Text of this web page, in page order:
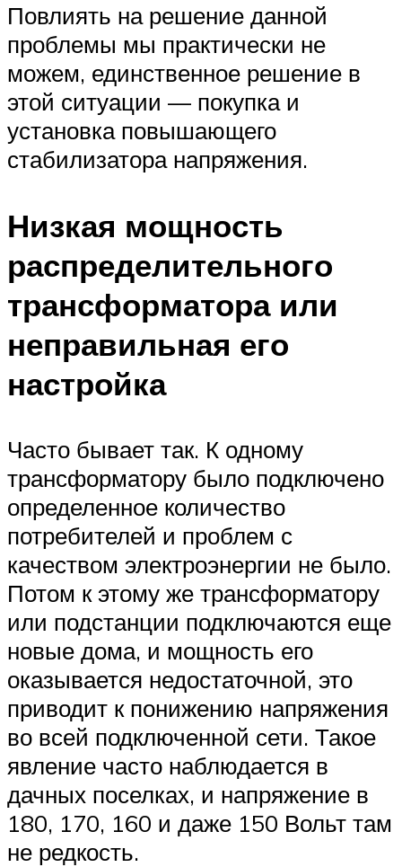
Повлиять на решение данной
проблемы мы практически не
можем, единственное решение в
этой ситуации — покупка и
установка повышающего
стабилизатора напряжения.
Низкая мощность
распределительного
трансформатора или
неправильная его
настройка
Часто бывает так. К одному
трансформатору было подключено
определенное количество
потребителей и проблем с
качеством электроэнергии не было.
Потом к этому же трансформатору
или подстанции подключаются еще
новые дома, и мощность его
оказывается недостаточной, это
приводит к понижению напряжения
во всей подключенной сети. Такое
явление часто наблюдается в
дачных поселках, и напряжение в
180, 170, 160 и даже 150 Вольт там
не редкость.